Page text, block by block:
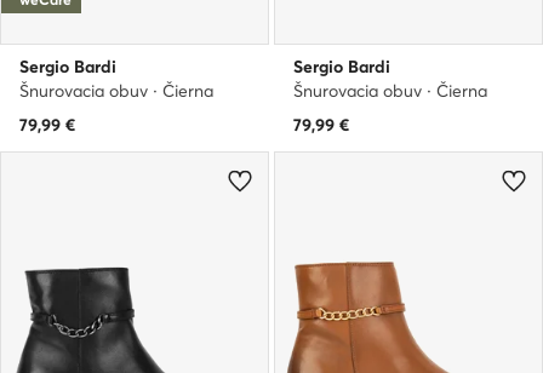
Sergio Bardi
Šnurovacia obuv · Čierna
79,99 €
Sergio Bardi
Šnurovacia obuv · Čierna
79,99 €